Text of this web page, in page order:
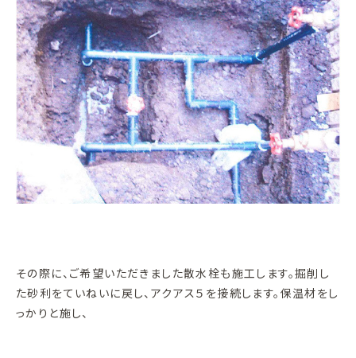
その際に、ご希望いただきました散水栓も施工します。掘削し
た砂利をていねいに戻し、アクアス５を接続します。保温材をし
っかりと施し、